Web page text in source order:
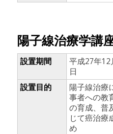
陽子線治療学講
設置期間
平成27年
日
設置目的
陽子線治療
事者への教
の育成、普
じて癌治療
め